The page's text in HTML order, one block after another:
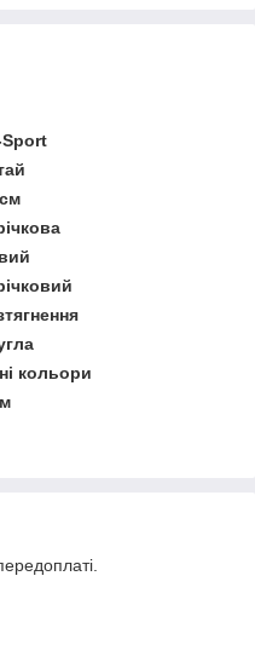
Sport
кольори